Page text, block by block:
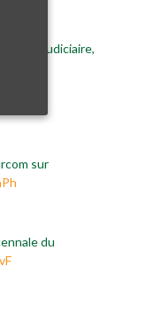
judiciaire,
:
sur
du